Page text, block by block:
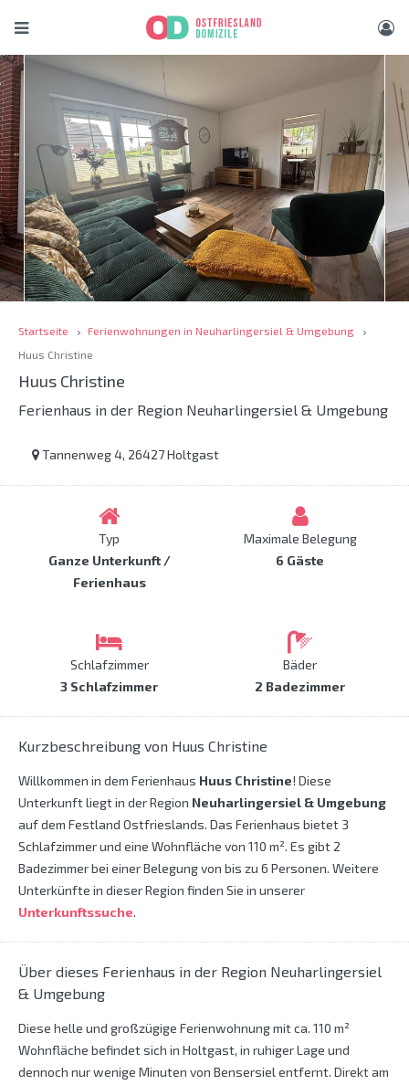
Startseite
Ferienwohnungen in Neuharlingersiel & Umgebung
Huus Christine
Huus Christine
Ferienhaus in der Region Neuharlingersiel & Umgebung
Tannenweg 4, 26427 Holtgast
Typ
Ganze Unterkunft /
Ferienhaus
Maximale Belegung
6 Gäste
Schlafzimmer
3 Schlafzimmer
Bäder
2 Badezimmer
Kurzbeschreibung von Huus Christine
Willkommen in dem Ferienhaus Huus Christine! Diese
Unterkunft liegt in der Region Neuharlingersiel & Umgebung
auf dem Festland Ostfrieslands. Das Ferienhaus bietet 3
Schlafzimmer und eine Wohnfläche von 110 m². Es gibt 2
Badezimmer bei einer Belegung von bis zu 6 Personen. Weitere
Unterkünfte in dieser Region finden Sie in unserer
Unterkunftssuche.
Über dieses Ferienhaus in der Region Neuharlingersiel
& Umgebung
Diese helle und großzügige Ferienwohnung mit ca. 110 m²
Wohnfläche befindet sich in Holtgast, in ruhiger Lage und
dennoch nur wenige Minuten von Bensersiel entfernt. Direkt am